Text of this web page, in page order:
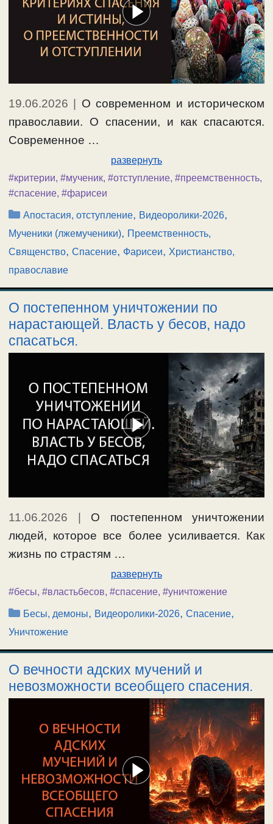
19.06.2026
О современном и историческом
православии. О спасении, и как спасаются.
Современное …
развернуть
#критерии, #мученик, #отступление, #преемственность,
#спасение, #фарисеи
Рубрики
Апостасия, отступление, Видеоролики-2026,
Мученики (лжемученики), Преемственность,
Священство, Спасение, Фарисеи, Христианство,
православие
О постепенном уничтожении по
нарастающей. Власть у бесов, надо
спасаться.
11.06.2026
О постепенном уничтожении
людей, которое все более усиливается. Как
жизнь по страстям …
развернуть
#бесы, #властьбесов, #спасение, #уничтожение
Рубрики
Бесы, демоны, Видеоролики-2026,Спасение,
Уничтожение
О вечности адских мучений и
невозможности всеобщего спасения.